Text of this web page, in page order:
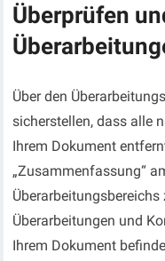
Überprüfen
Über den
sicherstellen, dass alle
Ihrem Dokument
„Zusammenfassung“
Überarbeitungen und
Ihrem Dokument